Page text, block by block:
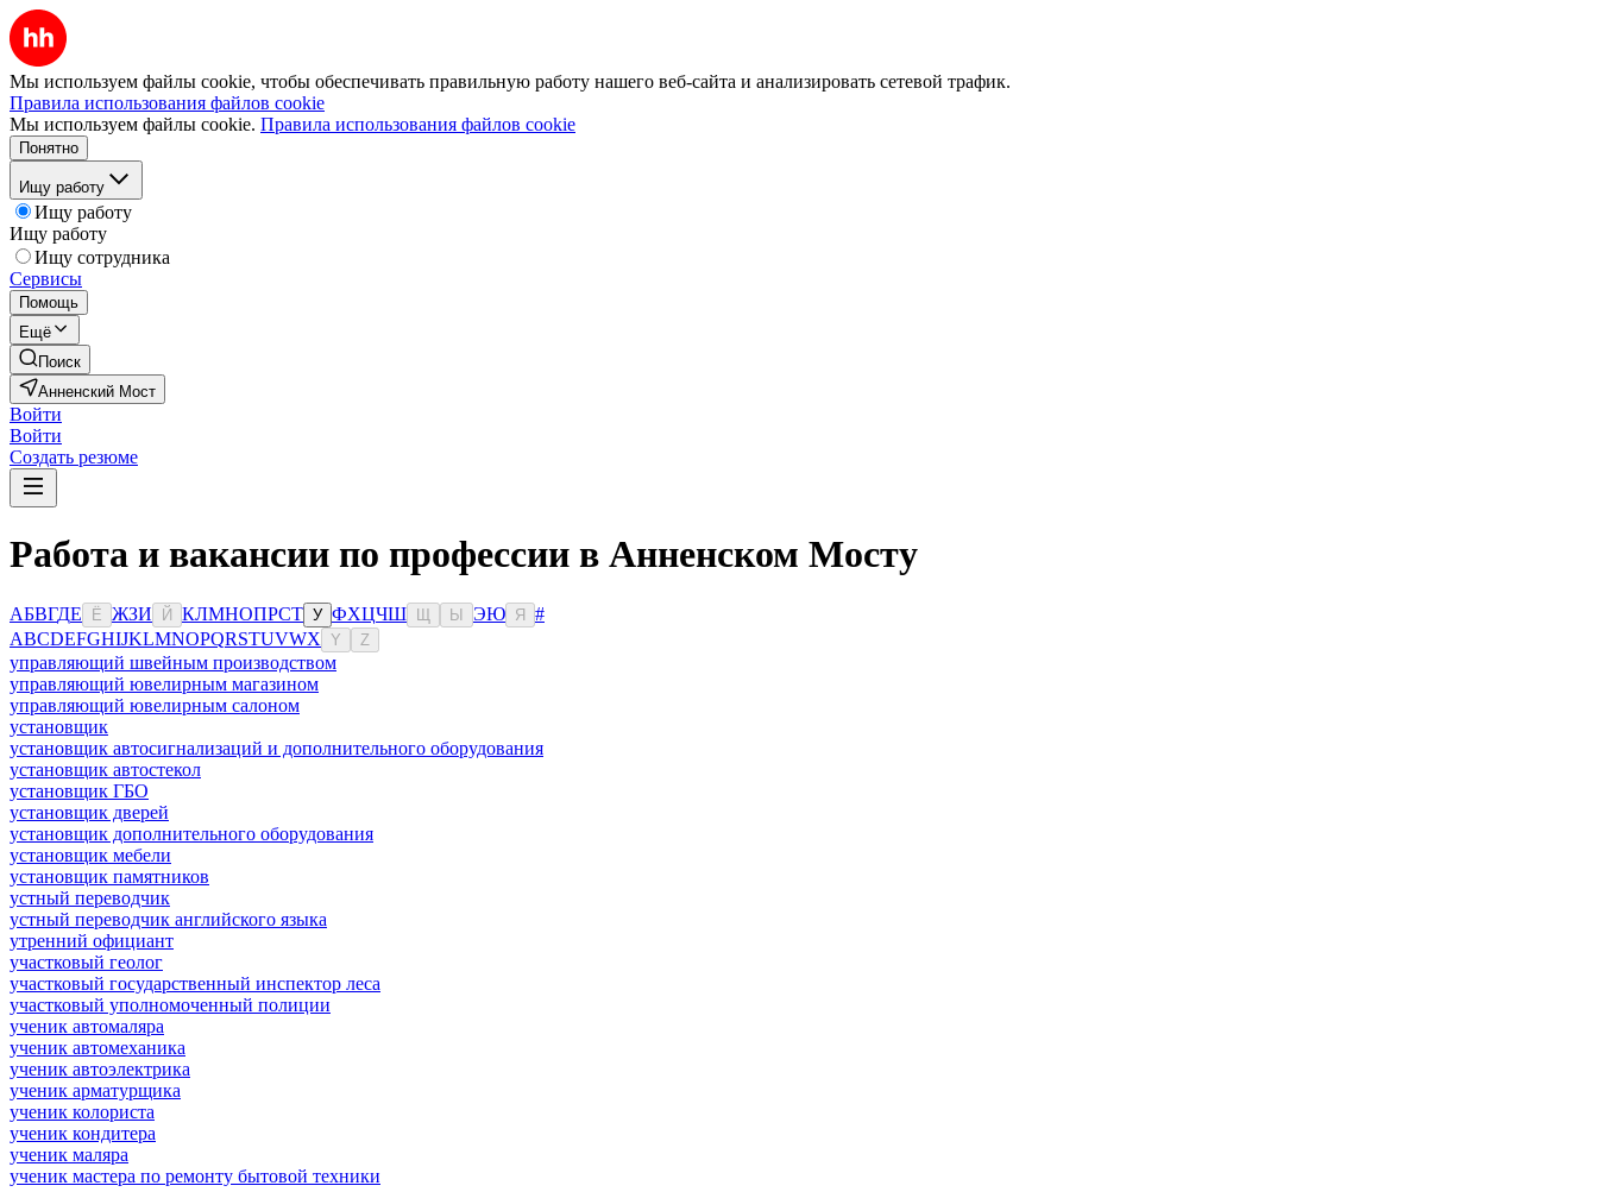
Мы используем файлы cookie, чтобы обеспечивать правильную работу нашего веб-сайта и анализировать сетевой трафик.
Правила использования файлов cookie
Мы используем файлы cookie. Правила использования файлов cookie
Понятно
Ищу работу
Ищу работу
Ищу работу
Ищу сотрудника
Сервисы
Помощь
Ещё
Поиск
Анненский Мост
Войти
Войти
Создать резюме
Работа и вакансии по профессии в Анненском Мосту
АБВГДЕ Ё ЖЗИ Й КЛМНОПРСТ У ФХЦЧШ Ы ЭЮ Я
#
ABCDEFGHIJKLMNOPQRSTUVWX Y Z
управляющий швейным производством
управляющий ювелирным магазином
управляющий ювелирным салоном
установщик
установщик автосигнализаций и дополнительного оборудования
установщик автостекол
установщик ГБО
установщик дверей
установщик дополнительного оборудования
установщик мебели
установщик памятников
устный переводчик
устный переводчик английского языка
утренний официант
участковый геолог
участковый государственный инспектор леса
участковый уполномоченный полиции
ученик автомаляра
ученик автомеханика
ученик автоэлектрика
ученик арматурщика
ученик колориста
ученик кондитера
ученик маляра
ученик мастера по ремонту бытовой техники